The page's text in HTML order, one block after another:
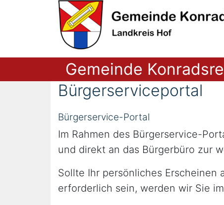
Gemeinde
Bürgerserviceportal
Bürgerservice-Portal
Im Rahmen des Bürgerservice-
und direkt an das Bürgerbüro zur
Sollte Ihr persönliches
erforderlich sein, werden wir Sie